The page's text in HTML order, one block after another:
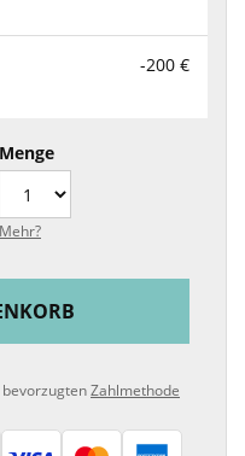
-200 €
Menge
Mehr?
Zahlmethode